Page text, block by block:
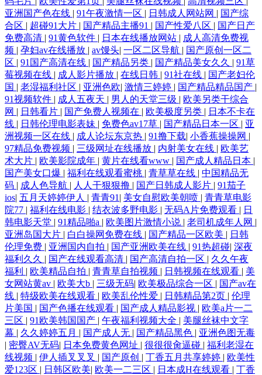
亚洲国产色在线 | 91午夜激情一区 | 日韩成人网站网 | 国产综
合区 | 超碰91大片 | 国产精品主播91 | 国产性爱八区 | 国产日产
免费高清 | 91黄色软件 | 日本在线播放网站 | 成人高清免费视
频 | 孕妇av在线播放 | av馒头| 一区二区导航 | 国产原创一区二
区 | 91国产高清在线 | 国产精品另类 | 国产精品美女久久 | 91草
莓视频在线 | 成人影片播放 | 在线日韩 | 91社在线 | 国产老妇伦
国 | 老湿福利社区 | 亚洲色欧| 激情三婷婷 | 国产精品精品国产 |
91视频软件 | 成人五夜天 | 男人的天堂三级 | 欧美另类干综合
网 | 日韩看片 | 国产免费人视频在 | 欧美极度另类 | 日本不卡在
线 | 日韩伦理电影表妹 | 免费色av17草 | 国产精品日本一区 | 亚
洲视频一区在线 | 成人论坛东京热 | 91撸下载| 小香蕉操操网 |
97精品免费视频 | 三级网址在线播放 | 内射美女在线 | 欧美艺
术大片 | 欧美影院成年 | 黄片在线看www | 国产成人精品日本 |
国产美女口爆 | 福利在线观看蜜桃 | 青草草在线 | 中国精品无
码 | 成人色导航 | 人人干狠狠撸 | 国产日韩成人影片 | 91茄子
ios| 五月天婷婷伊人 | 青青91 | 美女自慰欧美朝喷 | 青青草电影
院77 | 福利在线电影 | 结衣波多野电影 | 无码A片免费观看 | 日
韩电影天堂 | 91精品啪a | 欧美图片激情小说 | 老司机成年人网 |
亚洲岛国大片 | 白白操网免费在线 | 国产精品一区欧美 | 日韩
伦理免费 | 亚洲国内自拍 | 国产亚洲欧美在线 | 91热超碰| 深夜
福利久久 | 国产在线观看高清 | 国产高清自拍一区 | 久久午夜
福利 | 欧美精品自拍 | 青青草自拍视频 | 日韩视频在线观看 | 美
女网站黄av | 欧美大b | 三级无码| 欧美极品综合一区 | 国产av在
线 | 特级欧美在线观看 | 欧美乱伦性爱 | 日韩精品第2页 | 伦理
片美国 | 国产色播在线观看 | 国产成人精品影视 | 欧美a片一二
三区 | 91欧美韩国国产 | 午夜福利视频大全 | 美腿丝袜中文字
幕 | 久久婷婷五月 | 国产成人无 | 国产精品黑色 | 亚洲色图无毒
| 密臀AV无码| 日本免费黄色网址 | 很很很肏逼碰 | 福利老湿在
线视频 | 伊人插叉叉叉 | 国产原创 | 丁香五月共享婷婷 | 欧美性
爱123区 | 日韩区欧美| 欧美一二三区 | 日本成H在线观看 | 丁香